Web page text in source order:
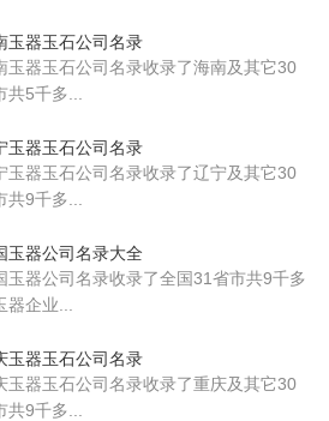
玉器玉石公司名录
玉器玉石公司名录收录了海南及其它30
共5千多...
玉器玉石公司名录
玉器玉石公司名录收录了辽宁及其它30
共9千多...
玉器公司名录大全
玉器公司名录收录了全国31省市共9千多
器企业...
玉器玉石公司名录
玉器玉石公司名录收录了重庆及其它30
共9千多...